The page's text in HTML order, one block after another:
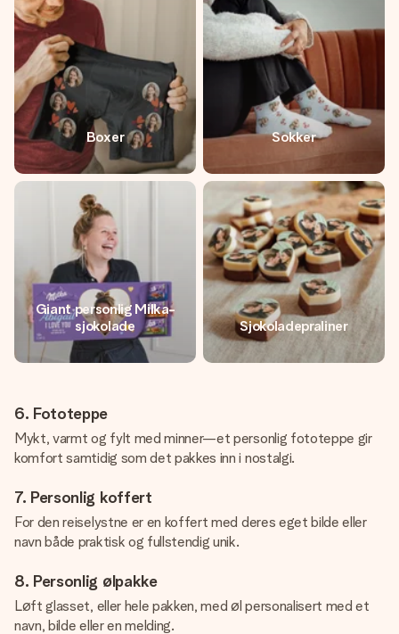
Boxer Sokker
Giant personlig Milka-
sjokolade
Sjokoladepraliner
6. Fototeppe
Mykt, varmt og fylt med minner—et personlig fototeppe gir
komfort samtidig som det pakkes inn i nostalgi.
7. Personlig koffert
For den reiselystne er en koffert med deres eget bilde eller
navn både praktisk og fullstendig unik.
8. Personlig ølpakke
Løft glasset, eller hele pakken, med øl personalisert med et
navn, bilde eller en melding.